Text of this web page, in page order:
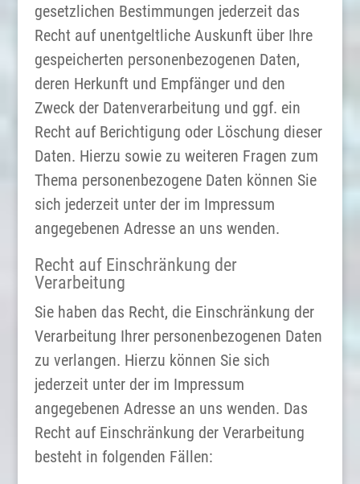
gesetzlichen Bestimmungen jederzeit das
Recht auf unentgeltliche Auskunft über Ihre
gespeicherten personenbezogenen Daten,
deren Herkunft und Empfänger und den
Zweck der Datenverarbeitung und ggf. ein
Recht auf Berichtigung oder Löschung dieser
Daten. Hierzu sowie zu weiteren Fragen zum
Thema personenbezogene Daten können Sie
sich jederzeit unter der im Impressum
angegebenen Adresse an uns wenden.
Recht auf Einschränkung der
Verarbeitung
Sie haben das Recht, die Einschränkung der
Verarbeitung Ihrer personenbezogenen Daten
zu verlangen. Hierzu können Sie sich
jederzeit unter der im Impressum
angegebenen Adresse an uns wenden. Das
Recht auf Einschränkung der Verarbeitung
besteht in folgenden Fällen: